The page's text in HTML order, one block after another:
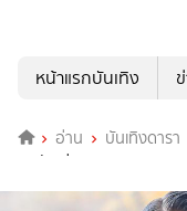
หน้าแรกบันเทิง
อ่าน บันเทิงดารา
หฤทัย ช่อง 3HD (ตอนจบ)